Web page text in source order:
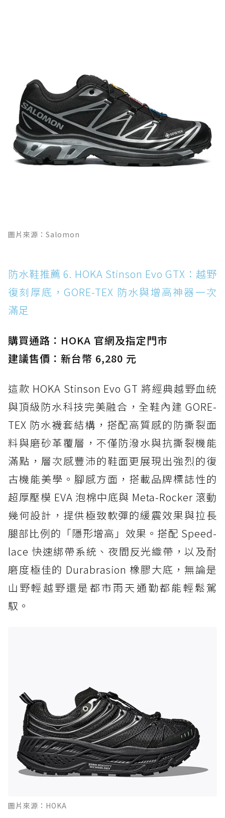
圖片來源：Salomon
防水鞋推薦 6. HOKA Stinson Evo GTX：越野
復刻厚底，GORE-TEX 防水與增高神器一次
滿足
購買通路：HOKA 官網及指定門市
建議售價：新台幣 6,280 元
這款 HOKA Stinson Evo GT 將經典越野血統
與頂級防水科技完美融合，全鞋內建 GORE-
TEX 防水襪套結構，搭配高質感的防撕裂面
料與磨砂革覆層，不僅防潑水與抗撕裂機能
滿點，層次感豐沛的鞋面更展現出強烈的復
古機能美學。腳感方面，搭載品牌標誌性的
超厚壓模 EVA 泡棉中底與 Meta-Rocker 滾動
幾何設計，提供極致軟彈的緩震效果與拉長
腿部比例的「隱形增高」效果。搭配 Speed-
lace 快速綁帶系統、夜間反光織帶，以及耐
磨度極佳的 Durabrasion 橡膠大底，無論是
山野輕越野還是都市雨天通勤都能輕鬆駕
馭。
圖片來源：HOKA